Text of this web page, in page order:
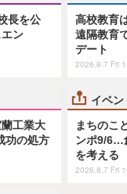
長を公
ン
高校教育
遠隔教育
デート
2026.8.7 Fri
蘭工業大
功の処方
イベン
まちのこ
ンポ9/6…
を考える
2026.8.7 Fri